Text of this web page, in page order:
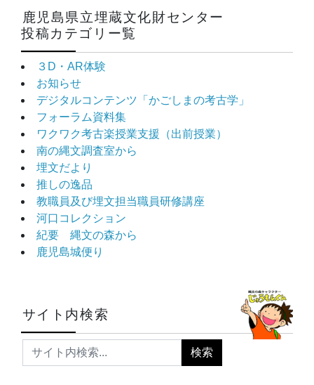
鹿児島県立埋蔵文化財センター
投稿カテゴリー覧
３D・AR体験
お知らせ
デジタルコンテンツ「かごしまの考古学」
フォーラム資料集
ワクワク考古楽授業支援（出前授業）
南の縄文調査室から
埋文だより
推しの逸品
教職員及び埋文担当職員研修講座
河口コレクション
紀要 縄文の森から
鹿児島城便り
サイト内検索